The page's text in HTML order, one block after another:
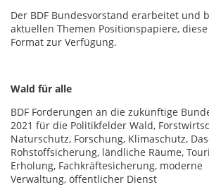
Der BDF Bundesvorstand erarbeitet und
aktuellen Themen Positionspapiere, diese
Format zur Verfügung.
Wald für alle
BDF Forderungen an die zukünftige
2021 für die Politikfelder Wald,
Naturschutz, Forschung, Klimaschutz,
Rohstoffsicherung, ländliche Räume,
Erholung, Fachkräftesicherung, moderne
Verwaltung, öffentlicher Dienst